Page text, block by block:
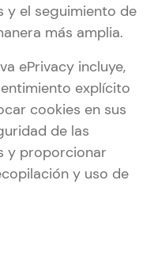
y el seguimiento de
más amplia.
ePrivacy incluye,
explícito
cookies en sus
de las
y proporcionar
y uso de